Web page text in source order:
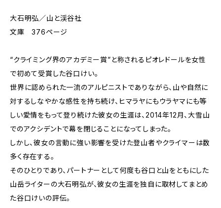
大石明弘／山と渓谷社
文庫 376ページ
“クライミング界のアカデミー賞”と称されるピオレドールを女性
で初めて受賞した谷口けい。
世界に認められた一流のアルピニストでありながら、山や自然に
対するしなやかな感性を持ち続け、ヒマラヤにもウラヤマにも等
しい愛情をもって登り続けた彼女の生涯は、2014年12月、大雪山
でのアクシデントで幕を閉じることになってしまった。
しかし、彼女の言動に強い影響を受けた登山者やクライマーは数
多く存在する。
そのひとりであり、パートナーとして何度も谷口と山をともにした
山岳ライターの大石明弘が、彼女の生涯を独自に取材してまとめ
た谷口けいの評伝。